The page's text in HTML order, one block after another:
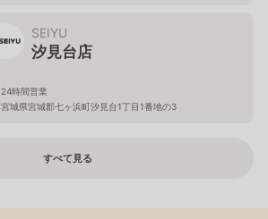
SEIYU
汐見台店
24時間営業
宮城県宮城郡七ヶ浜町汐見台1丁目1番地の3
すべて見る